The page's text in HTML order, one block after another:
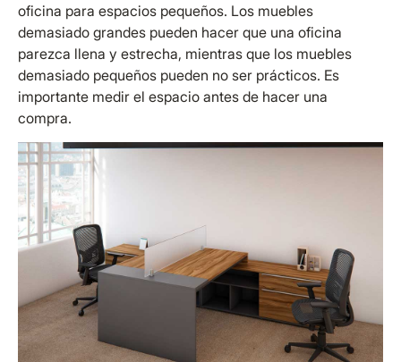
oficina para espacios pequeños. Los muebles
demasiado grandes pueden hacer que una oficina
parezca llena y estrecha, mientras que los muebles
demasiado pequeños pueden no ser prácticos. Es
importante medir el espacio antes de hacer una
compra.